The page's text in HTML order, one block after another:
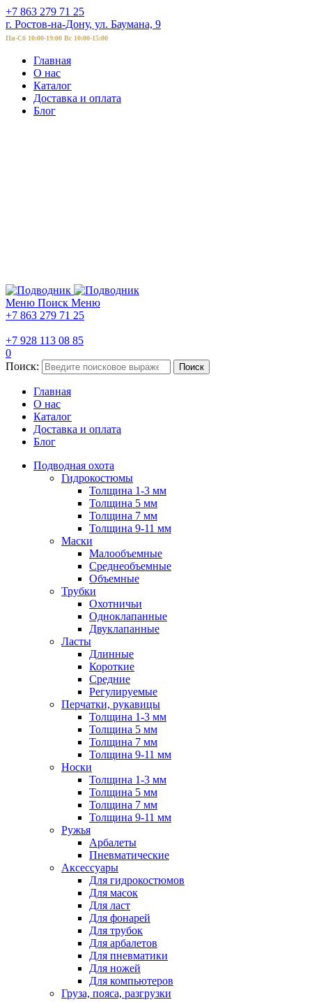
+7 863 279 71 25
г. Ростов-на-Дону, ул. Баумана, 9
Пн-Сб 10:00-19:00 Вс 10:00-15:00
Главная
О нас
Каталог
Доставка и оплата
Блог
Меню Поиск Меню
+7 863 279 71 25
+7 928 113 08 85
0
Поиск:
Поиск
Главная
О нас
Каталог
Доставка и оплата
Блог
Подводная охота
Гидрокостюмы
Толщина 1-3 мм
Толщина 5 мм
Толщина 7 мм
Толщина 9-11 мм
Маски
Малообъемные
Среднеобъемные
Объемные
Трубки
Охотничьи
Одноклапанные
Двуклапанные
Ласты
Длинные
Короткие
Средние
Регулируемые
Перчатки, рукавицы
Толщина 1-3 мм
Толщина 5 мм
Толщина 7 мм
Толщина 9-11 мм
Носки
Толщина 1-3 мм
Толщина 5 мм
Толщина 7 мм
Толщина 9-11 мм
Ружья
Арбалеты
Пневматические
Аксессуары
Для гидрокостюмов
Для масок
Для ласт
Для фонарей
Для трубок
Для арбалетов
Для пневматики
Для ножей
Для компьютеров
Груза, пояса, разгрузки